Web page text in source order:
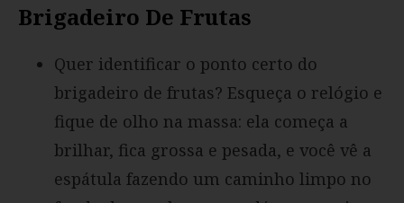
Brigadeiro De Frutas
Quer identificar o ponto certo do
brigadeiro de frutas? Esqueça o relógio e
fique de olho na massa: ela começa a
brilhar, fica grossa e pesada, e você vê a
espátula fazendo um caminho limpo no